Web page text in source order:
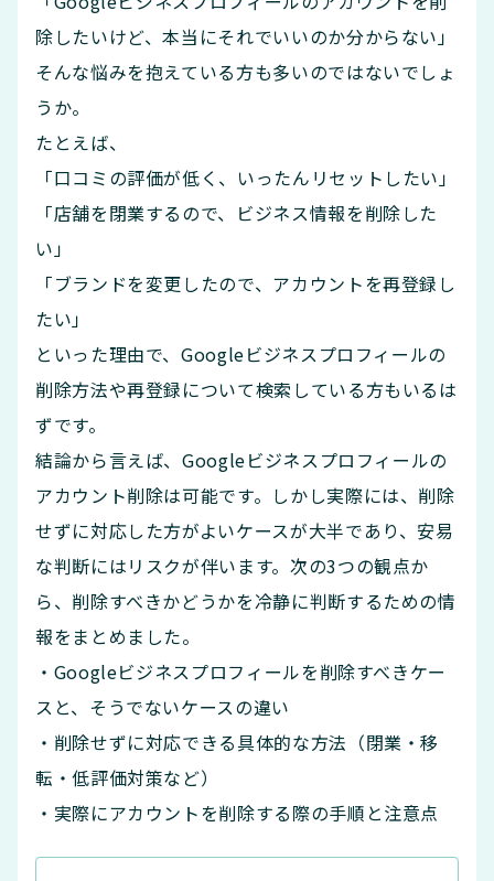
除したいけど、本当にそれでいいのか分からない」
そんな悩みを抱えている方も多いのではないでしょ
うか。
たとえば、
「口コミの評価が低く、いったんリセットしたい」
「店舗を閉業するので、ビジネス情報を削除した
い」
「ブランドを変更したので、アカウントを再登録し
たい」
といった理由で、Googleビジネスプロフィールの
削除方法や再登録について検索している方もいるは
ずです。
結論から言えば、Googleビジネスプロフィールの
アカウント削除は可能です。しかし実際には、削除
せずに対応した方がよいケースが大半であり、安易
な判断にはリスクが伴います。次の3つの観点か
ら、削除すべきかどうかを冷静に判断するための情
報をまとめました。
・Googleビジネスプロフィールを削除すべきケー
スと、そうでないケースの違い
・削除せずに対応できる具体的な方法（閉業・移
転・低評価対策など）
・実際にアカウントを削除する際の手順と注意点